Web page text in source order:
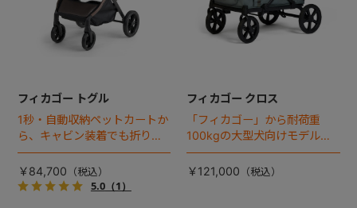
フィカゴー トグル
1秒・自動収納ペットカートか
ら、キャビン装着でも折りた
ためるモデルが登場！
￥84,700
5.0（1）
フィカゴー クロス
「フィカゴー」から耐荷重
100kgの大型犬向けモデルが
登場。
￥121,000